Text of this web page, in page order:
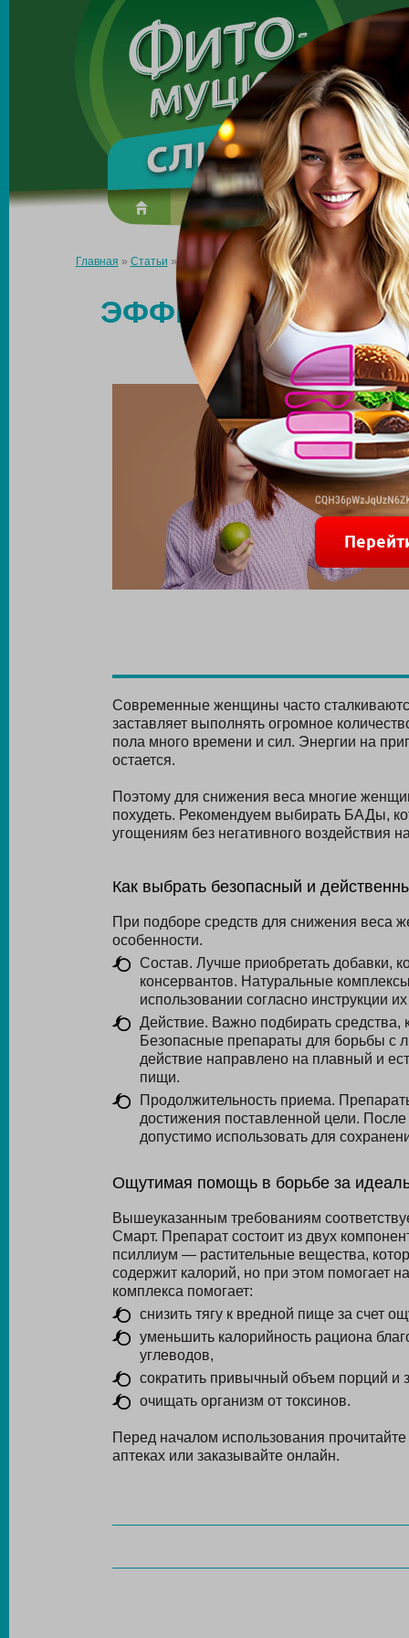
Made in the UK
О препарате Усиль эффект
Главная » Статьи »Эффективное средство для снижения
ЭФФЕКТИВНОЕ
ВЕСА
Современные женщины часто
заставляет выполнять огромное
пола много времени и сил. Энергии на
остается.
Поэтому для снижения веса многие
похудеть. Рекомендуем выбирать БАДы,
угощениям без негативного воздействия
Как выбрать безопасный и
При подборе средств для снижения веса
особенности.
Состав. Лучше приобретать добавки,
консервантов. Натуральные
использовании согласно инструкции
Действие. Важно подбирать средства,
Безопасные препараты для борьбы с
действие направлено на плавный и
пищи.
Продолжительность приема.
достижения поставленной цели.
допустимо использовать для
Ощутимая помощь в борьбе за
Вышеуказанным требованиям
Смарт. Препарат состоит из двух
псиллиум — растительные вещества,
содержит калорий, но при этом помогает
комплекса помогает:
снизить тягу к вредной пище за счет
уменьшить калорийность рациона
углеводов,
сократить привычный объем порций и
очищать организм от токсинов.
Перед началом использования прочитайте
аптеках или заказывайте онлайн.